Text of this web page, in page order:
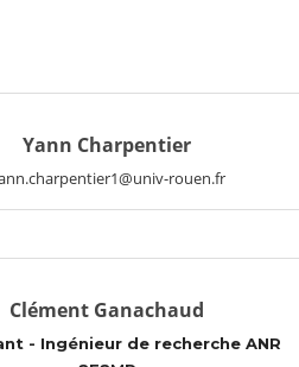
Yann Charpentier
rouen.fr
Clément Ganachaud
- Ingénieur de recherche ANR